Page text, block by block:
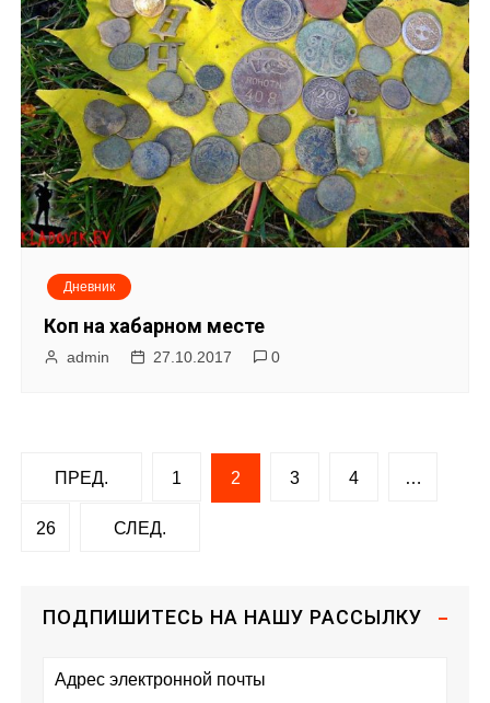
Дневник
Коп на хабарном месте
admin 27.10.2017 0
а
ПРЕД. 1 2 3 4 …
26 СЛЕД.
ПОДПИШИТЕСЬ НА НАШУ РАССЫЛКУ